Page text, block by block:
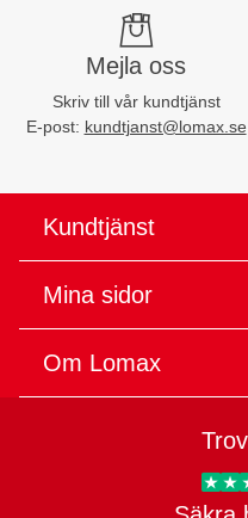
Mejla oss
Skriv till vår kundtjänst
E-post: kundtjanst@lomax.se
Kundtjänst
Mina sidor
Om Lomax